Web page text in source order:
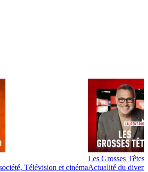
Télévision et cinéma
Les Grosses Têtes
Actualité du